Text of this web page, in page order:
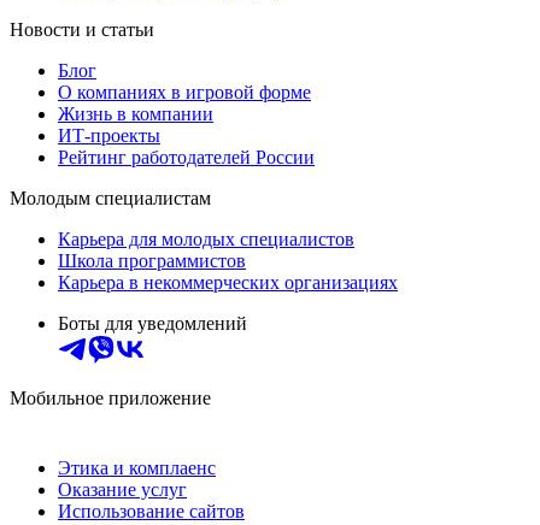
Новости и статьи
Блог
О компаниях в игровой форме
Жизнь в компании
ИТ-проекты
Рейтинг работодателей России
Молодым специалистам
Карьера для молодых специалистов
Школа программистов
Карьера в некоммерческих организациях
Боты для уведомлений
Мобильное приложение
Этика и комплаенс
Оказание услуг
Использование сайтов